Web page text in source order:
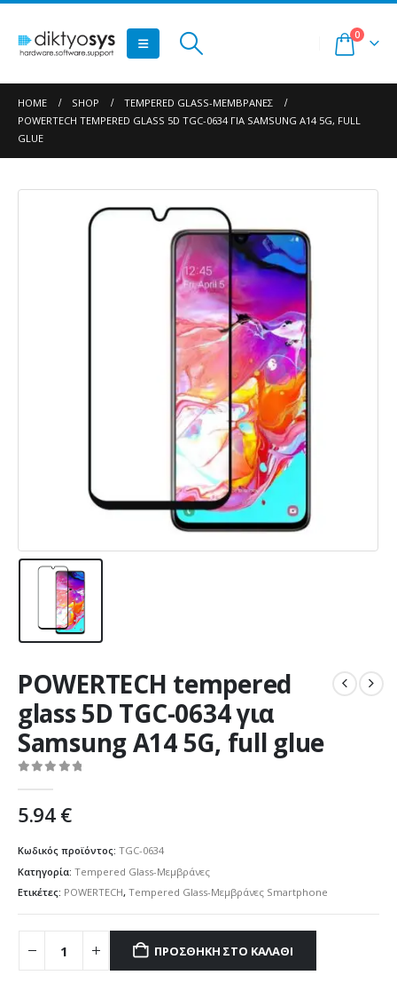
0
HOME SHOP
TEMPERED GLASS-ΜΕΜΒΡΆΝΕΣ
POWERTECH TEMPERED GLASS 5D TGC-0634 ΓΙΑ SAMSUNG A14 5G, FULL
GLUE
POWERTECH tempered
glass 5D TGC-0634 για
Samsung A14 5G, full glue
5.94€
Κωδικός προϊόντος: TGC-0634
Κατηγορία: Tempered Glass-Μεμβράνες
Ετικέτες: POWERTECH, Tempered Glass-Μεμβράνες Smartphone
ΠΡΟΣΘΉΚΗ ΣΤΟ ΚΑΛΆΘΙ